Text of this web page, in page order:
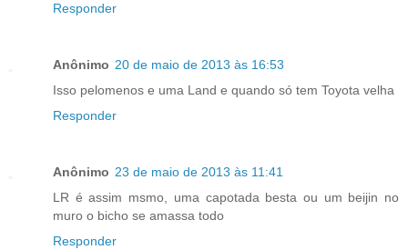
Responder
Anônimo 20 de maio de 2013 às 16:53
Isso pelomenos e uma Land e quando só tem Toyota velha
Responder
Anônimo 23 de maio de 2013 às 11:41
LR é assim msmo, uma capotada besta ou um beijin no
muro o bicho se amassa todo
Responder